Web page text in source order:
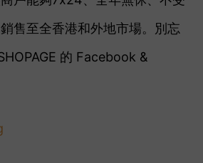
售至全香港和外地市場。別忘
的 Facebook &